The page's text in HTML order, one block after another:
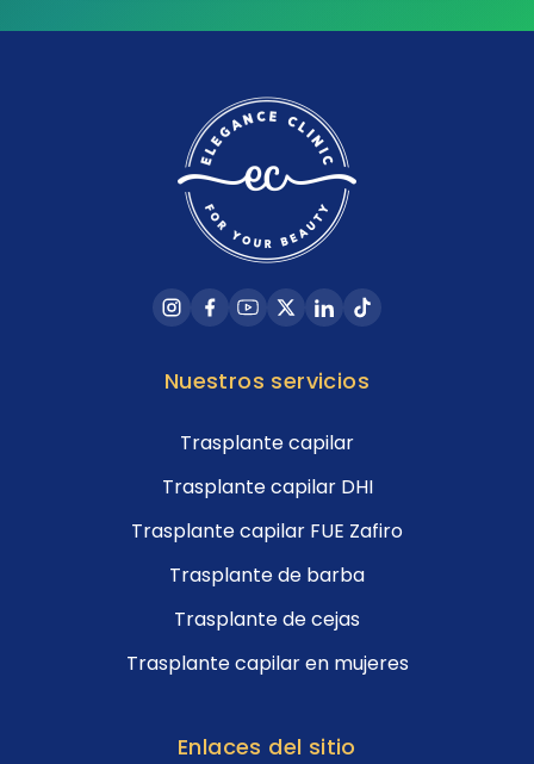
Nuestros servicios
Trasplante capilar
Trasplante capilar DHI
Trasplante capilar FUE Zafiro
Trasplante de barba
Trasplante de cejas
Trasplante capilar en mujeres
Enlaces del sitio